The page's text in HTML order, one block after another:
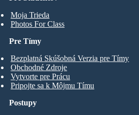
Moja Trieda
Photos For Class
Pre Tímy
Bezplatná Skúšobná Verzia pre Tímy
Obchodné Zdroje
Vytvorte pre Prácu
Pripojte sa k Môjmu Tímu
Postupy